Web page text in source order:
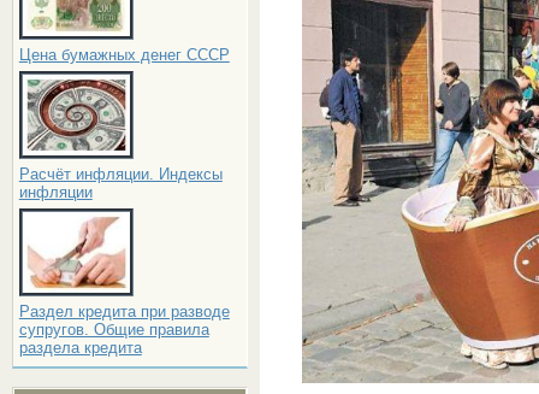
Цена бумажных денег СССР
Расчёт инфляции. Индексы
инфляции
Раздел кредита при разводе
супругов. Общие правила
раздела кредита